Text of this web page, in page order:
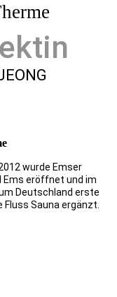
wurde Emser
Ems eröffnet und im
Deutschland erste
Sauna ergänzt.